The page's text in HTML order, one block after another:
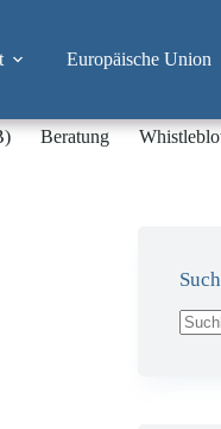
Europäische Union
Beratung